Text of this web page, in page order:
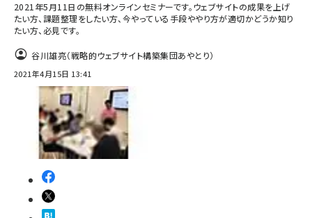
2021年5月11日の無料オンラインセミナーです。ウェブサイトの成果を上げ
たい方、課題整理をしたい方、今やっている手段ややり方が適切かどうか知り
たい方、必見です。
谷川雄亮（戦略的ウェブサイト構築集団あやとり）
2021年4月15日 13:41